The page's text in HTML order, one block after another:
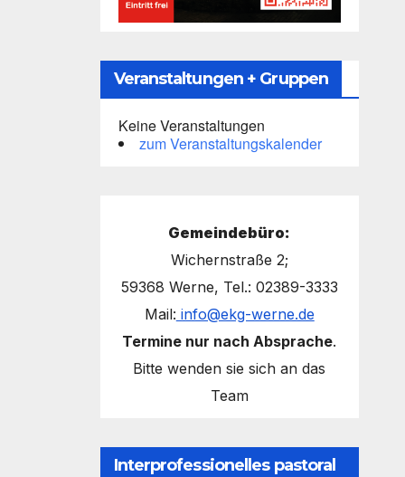
Veranstaltungen + Gruppen
Keine Veranstaltungen
zum Veranstaltungskalender
Gemeindebüro:
Wichernstraße 2;
59368 Werne, Tel.: 02389-3333
Mail: info@ekg-werne.de
Termine nur nach Absprache.
Bitte wenden sie sich an das
Team
Interprofessionelles pastoral